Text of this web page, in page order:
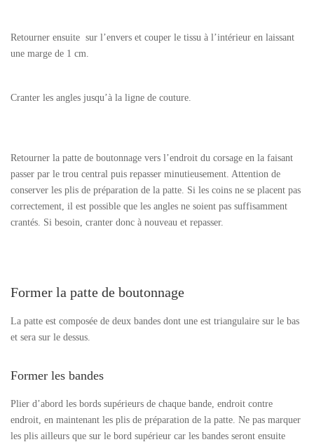
Retourner ensuite sur l’envers et couper le tissu à l’intérieur en laissant
une marge de 1 cm.
Cranter les angles jusqu’à la ligne de couture.
Retourner la patte de boutonnage vers l’endroit du corsage en la faisant
passer par le trou central puis repasser minutieusement. Attention de
conserver les plis de préparation de la patte. Si les coins ne se placent pas
correctement, il est possible que les angles ne soient pas suffisamment
crantés. Si besoin, cranter donc à nouveau et repasser.
Former la patte de boutonnage
La patte est composée de deux bandes dont une est triangulaire sur le bas
et sera sur le dessus.
Former les bandes
Plier d’abord les bords supérieurs de chaque bande, endroit contre
endroit, en maintenant les plis de préparation de la patte. Ne pas marquer
les plis ailleurs que sur le bord supérieur car les bandes seront ensuite